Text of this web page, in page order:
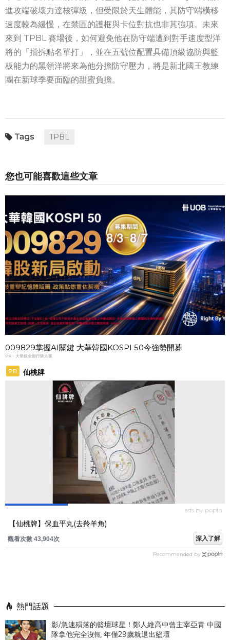
進攻端破壞力達核彈級，但受限於天生體能，其防守端橫移
速度較為緩慢，在禁區的護框與卡位對抗也非其強項。未來
來到 TPBL 賽場後，如何避免他在防守端遭到對手速度型洋
將的「擋拆點名單打」，並在五號位配置具備頂級協防與籃
板能力的黑領洋將來為他分擔防守壓力，將是新北國王教練
團在新球季要面臨的甜蜜負擔。
TPBL
您也可能喜歡這些文章
009829掌握AI關鍵 大華韓國KOSPI 50今強勢開募
PR・大華銀全能行銷方案
PR 仙桃牌
ads by popIn
【仙桃牌】保血平丸(去羚羊角)
觀看次數 43,904次 深入了解
Recommended by
熱門話題
影/急速殞落的籃壇球星！鄭人維高中曾主宰亞青 中國
隊拿他完全沒輒 年僅29歲就退出籃壇